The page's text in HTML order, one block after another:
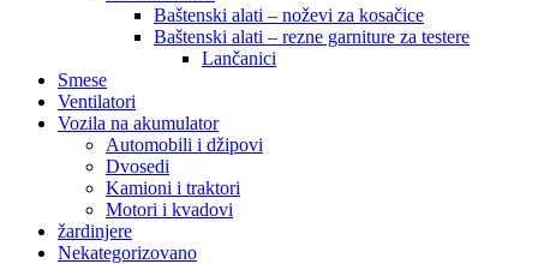
Baštenski alati – noževi za kosačice
Baštenski alati – rezne garniture za testere
Lančanici
Smese
Ventilatori
Vozila na akumulator
Automobili i džipovi
Dvosedi
Kamioni i traktori
Motori i kvadovi
žardinjere
Nekategorizovano